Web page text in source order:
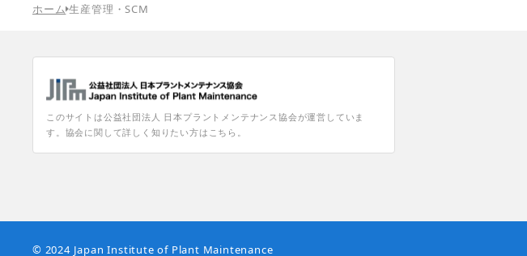
ホーム 生産管理・SCM
このサイトは公益社団法人 日本プラントメンテナンス協会が運営していま
す。協会に関して詳しく知りたい方はこちら。
© 2024 Japan Institute of Plant Maintenance